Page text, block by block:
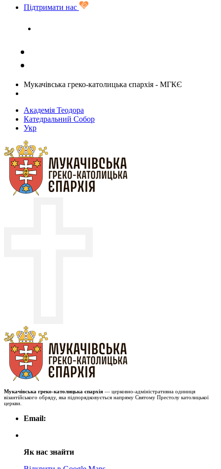
Підтримати нас
Мукачівська греко-католицька єпархія - МГКЄ
Академія Теодора
Катедральний Собор
Укр
Мукачівська греко-католицька єпархія — церковно-адміністративна одиниця
візантійського обряду, яка підпорядковується напряму Святому Престолу католицької
церкви.
Email:
Як нас знайти